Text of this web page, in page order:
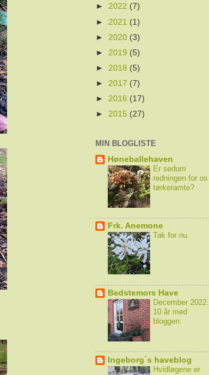
► 2022 (7)
► 2021 (1)
► 2020 (3)
► 2019 (5)
► 2018 (5)
► 2017 (7)
► 2016 (17)
► 2015 (27)
MIN BLOGLISTE
Høneballehaven
Er sedum
redningen for os
tørkeramte?
Frk. Anemone
Tak for nu
Bedstemors Have
December 2022.
10 år med
bloggen.
Ingeborg´s haveblog
Hvidløgene er